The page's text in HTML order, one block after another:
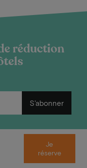
Je
réserve
réduction
S'abonner